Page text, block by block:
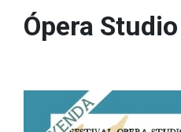
Ópera Studio